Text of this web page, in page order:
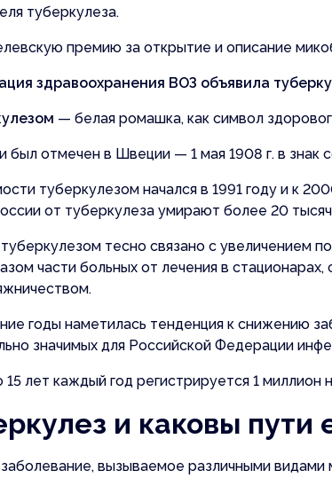
Информация о необходимости
туберкулеза.
премию за открытие и описание
здравоохранения ВОЗ объявила
— белая ромашка, как символ
отмечен в Швеции — 1 мая 1908 г. в знак
туберкулезом начался в 1991 году и к
от туберкулеза умирают более 20 тысяч
тесно связано с увеличением
части больных от лечения в
годы наметилась тенденция к снижению
значимых для Российской Федерации
лет каждый год регистрируется 1 миллион
и каковы пути
вызываемое различными